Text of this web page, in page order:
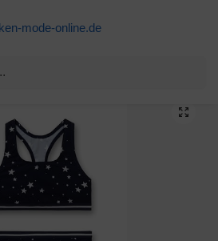
mode-online.de
Meerjungfrau Bikini Badeanzug Zweiteiler Bademode Einhörner/Fischschuppen Crop Tops mit Badehose Bikini Tankini Set N Einhon Schwarz N 134-140